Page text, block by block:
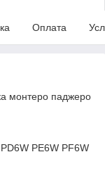
Оплата
монтеро паджеро
PE6W PF6W